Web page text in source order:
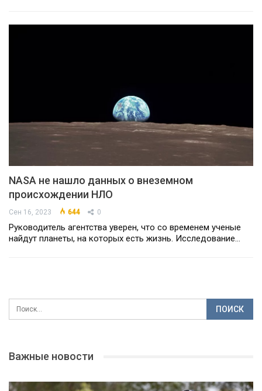
NASA не нашло данных о внеземном
происхождении НЛО
Сен 16, 2023 644 0
Руководитель агентства уверен, что со временем ученые
найдут планеты, на которых есть жизнь. Исследование…
Важные новости